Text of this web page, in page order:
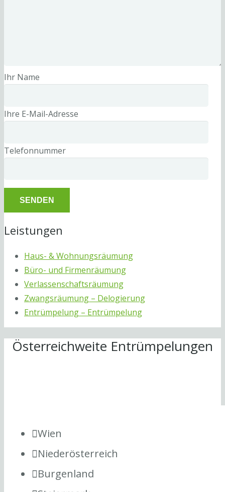
Ihr Name
Ihre E-Mail-Adresse
Telefonnummer
Leistungen
Haus- & Wohnungsräumung
Büro- und Firmenräumung
Verlassenschaftsräumung
Zwangsräumung – Delogierung
Entrümpelung – Entrümpelung
Österreichweite Entrümpelungen
Wien
Niederösterreich
Burgenland